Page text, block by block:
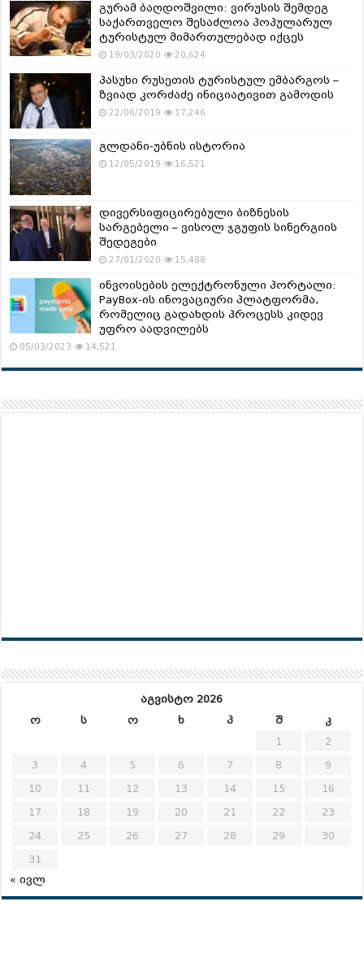
გურამ ბაღდოშვილი: ვირუსის შემდეგ
საქართველო შესაძლოა პოპულარულ
ტურისტულ მიმართულებად იქცეს
19/03/2020 20,624
პასუხი რუსეთის ტურისტულ ემბარგოს –
ზვიად კორძაძე ინიციატივით გამოდის
22/06/2019 17,246
გლდანი-უბნის ისტორია
12/05/2019 16,521
დივერსიფიცირებული ბიზნესის
სარგებელი – ვისოლ ჯგუფის სინერგიის
შედეგები
27/01/2020 15,488
ინვოისების ელექტრონული პორტალი:
PayBox-ის ინოვაციური პლატფორმა,
რომელიც გადახდის პროცესს კიდევ
უფრო აადვილებს
05/03/2023 14,521
აგვისტო 2026
ო
ს ო ხ პ შ
კ
1
2
3
4 5 6 7 8
9
10
11 12 13 14 15
16
17
18 19 20 21 22
23
24
25 26 27 28 29
30
31
« ივლ